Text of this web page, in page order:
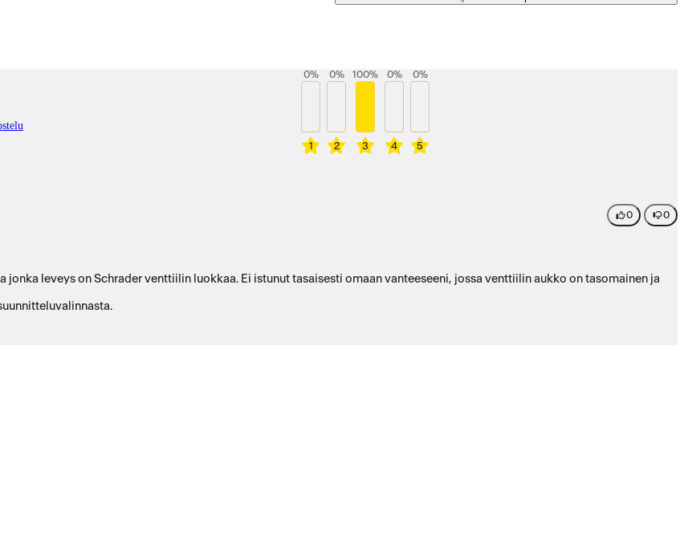
1
0%
2
0%
3
100%
4
0%
5
0%
0 0
leveys on Schrader venttiilin luokkaa. Ei istunut tasaisesti omaan vanteeseeni, jossa venttiilin aukko on tasomainen ja